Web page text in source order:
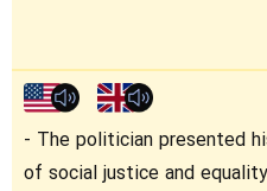
The politician presented
of social justice and